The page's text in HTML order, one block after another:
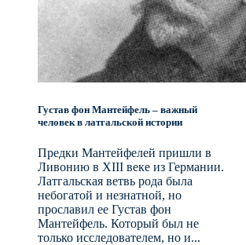
Густав фон Мантейфель – важный
человек в латгальской истории
Предки Мантейфелей пришли в
Ливонию в XIII веке из Германии.
Латгальская ветвь рода была
небогатой и незнатной, но
прославил ее Густав фон
Мантейфель. Который был не
только исследователем, но и...